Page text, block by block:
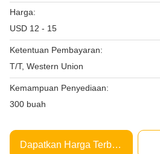
Harga:
USD 12 - 15
Ketentuan Pembayaran:
T/T, Western Union
Kemampuan Penyediaan:
300 buah
Dapatkan Harga Terbaik